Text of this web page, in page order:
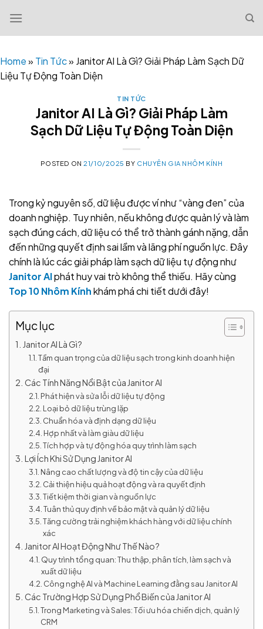
content
Home» Tin Tức» Janitor AI Là Gì? Giải Pháp Làm Sạch Dữ
Liệu Tự Động Toàn Diện
TIN TỨC
Janitor AI Là Gì? Giải Pháp Làm
Sạch Dữ Liệu Tự Động Toàn Diện
POSTED ON21/10/2025 BY CHUYÊN GIA NHÔM KÍNH
Trong kỷ nguyên số, dữ liệu được ví như “vàng đen” của
doanh nghiệp. Tuy nhiên, nếu không được quản lý và làm
sạch đúng cách, dữ liệu có thể trở thành gánh nặng, dẫn
đến những quyết định sai lầm và lãng phí nguồn lực. Đây
chính là lúc các giải pháp làm sạch dữ liệu tự động như
Janitor AIphát huy vai trò không thể thiếu. Hãy cùng
Top 10 Nhôm Kínhkhám phá chi tiết dưới đây!
Mục lục
Janitor AI Là Gì?
Tầm quan trọng của dữ liệu sạch trong kinh doanh hiện
đại
Các Tính Năng Nổi Bật của Janitor AI
Phát hiện và sửa lỗi dữ liệu tự động
Loại bỏ dữ liệu trùng lặp
Chuẩn hóa và định dạng dữ liệu
Hợp nhất và làm giàu dữ liệu
Tích hợp và tự động hóa quy trình làm sạch
Lợi Ích Khi Sử Dụng Janitor AI
Nâng cao chất lượng và độ tin cậy của dữ liệu
Cải thiện hiệu quả hoạt động và ra quyết định
Tiết kiệm thời gian và nguồn lực
Tuân thủ quy định về bảo mật và quản lý dữ liệu
Tăng cường trải nghiệm khách hàng với dữ liệu chính
xác
Janitor AI Hoạt Động Như Thế Nào?
Quy trình tổng quan: Thu thập, phân tích, làm sạch và
xuất dữ liệu
Công nghệ AI và Machine Learning đằng sau Janitor AI
Các Trường Hợp Sử Dụng Phổ Biến của Janitor AI
Trong Marketing và Sales: Tối ưu hóa chiến dịch, quản lý
CRM